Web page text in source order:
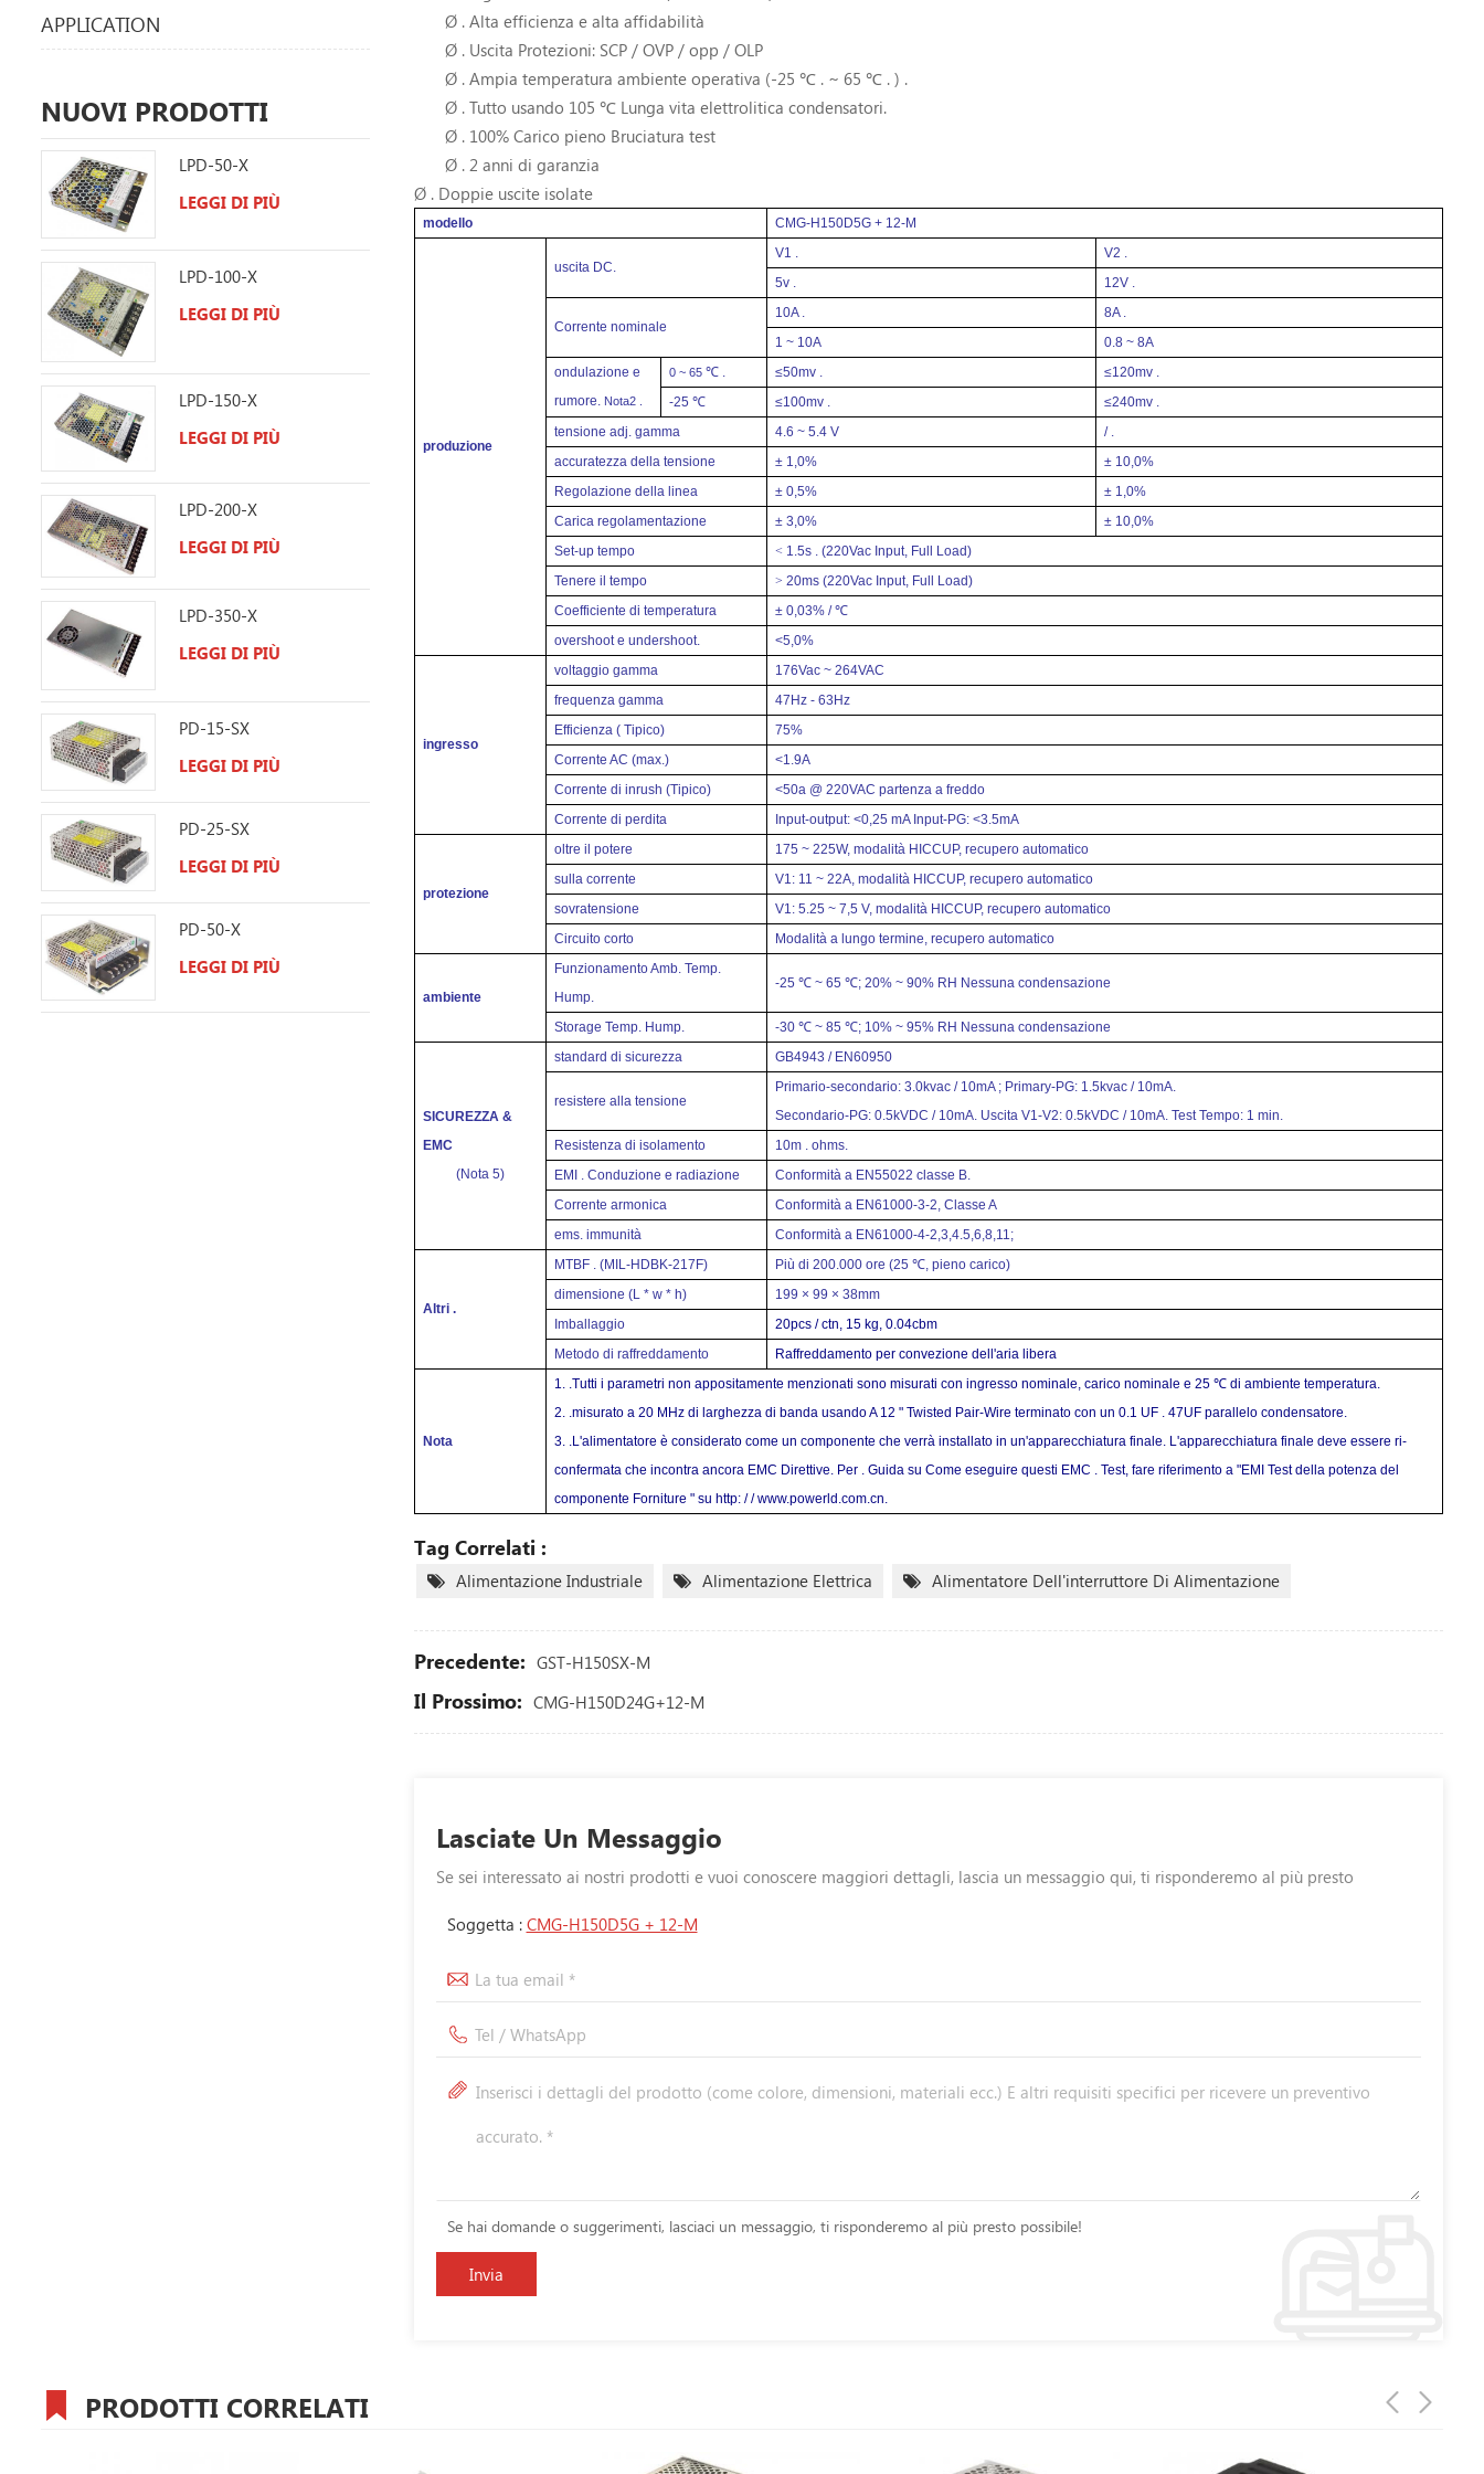
Ø . Alta efficienza e alta affidabilità
Ø . Uscita Protezioni: SCP / OVP / opp / OLP
Ø . Ampia temperatura ambiente operativa (-25 ℃ .~ 65 ℃ .) .
Ø . Tutto usando 105 ℃ Lunga vita elettrolitica condensatori.
Ø . 100% Carico pieno Bruciatura test
Ø . 2 anni di garanzia
Ø .Doppie uscite isolate
modello CMG-H150D5G + 12-M
produzione
uscita DC.
V1 .
V2 .
5v .
12V .
Corrente nominale
10A .
8A .
1 ~ 10A
0.8 ~ 8A
ondulazione e
rumore. Nota2 .
0 ~ 65 ℃ . ≤50mv .
≤120mv .
-25 ℃
≤100mv .
≤240mv .
tensione adj. gamma 4.6 ~ 5.4 V
/ .
accuratezza della tensione
± 1,0%
± 10,0%
Regolazione della linea
± 0,5%
± 1,0%
Carica regolamentazione
± 3,0%
± 10,0%
Set-up tempo
< 1.5s . (220Vac Input, Full Load)
Tenere il tempo
> 20ms (220Vac Input, Full Load)
Coefficiente di temperatura
± 0,03% / ℃
overshoot e undershoot.
<5,0%
ingresso
voltaggiogamma
176Vac ~ 264VAC
frequenzagamma
47Hz - 63Hz
Efficienza ( Tipico)
75%
Corrente AC (max.)
<1.9A
Corrente di inrush (Tipico)
<50a @ 220VAC partenza a freddo
Corrente di perdita
Input-output: <0,25 mA Input-PG: <3.5mA
protezione
oltre il potere
175 ~ 225W, modalità HICCUP, recupero automatico
sulla corrente
V1: 11 ~ 22A, modalità HICCUP, recupero automatico
sovratensione
V1: 5.25 ~ 7,5 V, modalità HICCUP, recupero automatico
Circuito corto
Modalità a lungo termine,recupero automatico
ambiente
Funzionamento Amb. Temp.
Hump.
-25 ℃ ~ 65 ℃; 20% ~ 90% RH Nessuna condensazione
Storage Temp. Hump. -30 ℃ ~ 85 ℃; 10% ~ 95% RH Nessuna condensazione
SICUREZZA &
EMC
(Nota 5)
standard di sicurezza GB4943 / EN60950
resistere alla tensione
Primario-secondario: 3.0kvac / 10mA ; Primary-PG: 1.5kvac / 10mA.
Secondario-PG: 0.5kVDC / 10mA. Uscita V1-V2: 0.5kVDC / 10mA. Test Tempo: 1 min.
Resistenza di isolamento
10m .ohms.
EMI . Conduzione e radiazione
Conformità a EN55022 classe B.
Corrente armonica
Conformità a EN61000-3-2, Classe A
ems.immunità Conformità a EN61000-4-2,3,4.5,6,8,11;
Altri .
MTBF . (MIL-HDBK-217F)
Più di 200.000 ore (25 ℃, pieno carico)
dimensione (L * w * h)
199 × 99 × 38mm
Imballaggio
20pcs / ctn, 15 kg, 0.04cbm
Metodo di raffreddamento
Raffreddamento per convezione dell'aria libera
Nota
1. .Tutti i parametri non appositamente menzionati sono misurati con ingresso nominale, carico nominale e 25 ℃ di ambiente temperatura.
2. .misurato a 20 MHz di larghezza di banda usando A 12 " Twisted Pair-Wire terminato con un 0.1 UF . 47UF parallelo condensatore.
3. .L'alimentatore è considerato come un componente che verrà installato in un'apparecchiatura finale. L'apparecchiatura finale deve essere ri-
confermata che incontra ancora EMC Direttive. Per . Guida su Come eseguire questi EMC . Test, fare riferimento a "EMI Test della potenza del
componente Forniture " su http: / / www.powerld.com.cn.
Tag Correlati :
Alimentazione Industriale Alimentazione Elettrica Alimentatore Dell'interruttore Di Alimentazione
Precedente: GST-H150SX-M
Il Prossimo: CMG-H150D24G+12-M
Lasciate Un Messaggio
Se sei interessato ai nostri prodotti e vuoi conoscere maggiori dettagli, lascia un messaggio qui, ti risponderemo al più presto
Soggetta : CMG-H150D5G + 12-M
Se hai domande o suggerimenti, lasciaci un messaggio, ti risponderemo al più presto possibile!
APPLICATION
NUOVI PRODOTTI
LPD-50-X
LEGGI DI PIÙ
LPD-100-X
LEGGI DI PIÙ
LPD-150-X
LEGGI DI PIÙ
LPD-200-X
LEGGI DI PIÙ
LPD-350-X
LEGGI DI PIÙ
PD-15-SX
LEGGI DI PIÙ
PD-25-SX
LEGGI DI PIÙ
PD-50-X
LEGGI DI PIÙ
PRODOTTI CORRELATI